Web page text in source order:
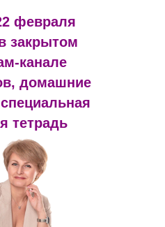
февраля
закрытом
канале
домашние
тетрадь